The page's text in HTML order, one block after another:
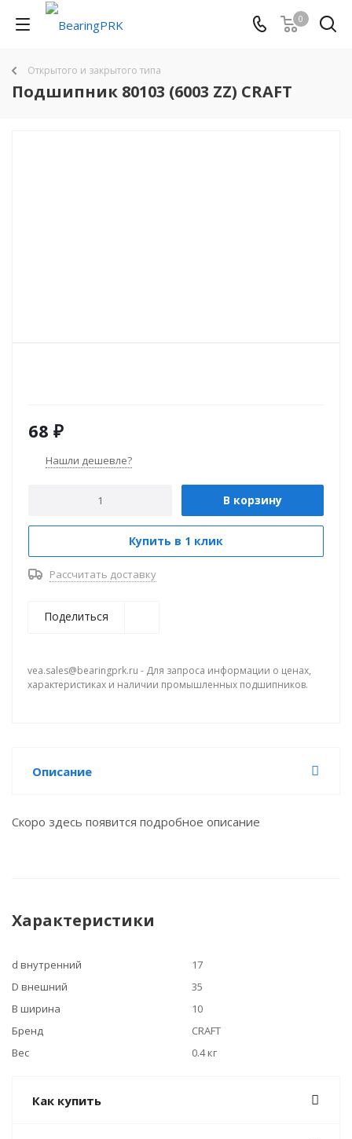
0
Открытого и закрытого типа
Подшипник 80103 (6003 ZZ) CRAFT
68 ₽
Нашли дешевле?
В корзину
Купить в 1 клик
Рассчитать доставку
Поделиться
vea.sales@bearingprk.ru - Для запроса информации о ценах,
характеристиках и наличии промышленных подшипников.
Описание
Скоро здесь появится подробное описание
Характеристики
d внутренний
17
D внешний
35
B ширина
10
Бренд
CRAFT
Вес
0.4 кг
Как купить